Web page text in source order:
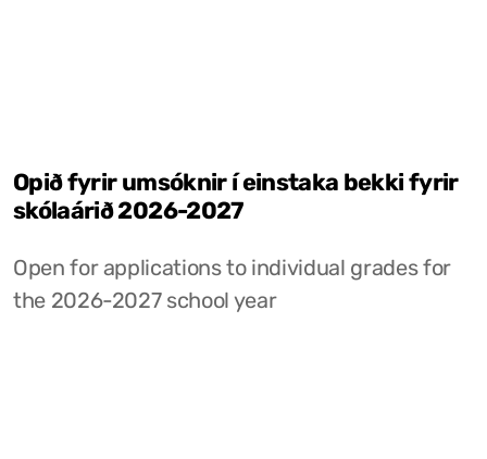
Opið fyrir umsóknir í einstaka bekki fyrir
skólaárið 2026-2027
Open for applications to individual grades for
the 2026-2027 school year